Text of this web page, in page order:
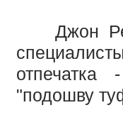
Джон
отпечатка
"подошву